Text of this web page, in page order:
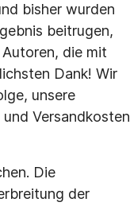
bisher wurden
beitrugen,
die mit
Dank! Wir
unsere
Versandkosten
Die
der